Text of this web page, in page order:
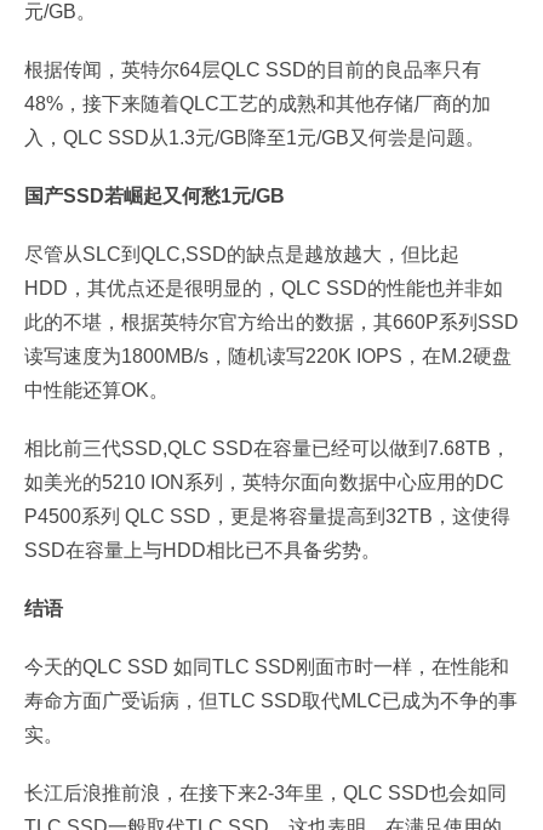
元/GB。
根据传闻，英特尔64层QLC SSD的目前的良品率只有
48%，接下来随着QLC工艺的成熟和其他存储厂商的加
入，QLC SSD从1.3元/GB降至1元/GB又何尝是问题。
国产SSD若崛起又何愁1元/GB
尽管从SLC到QLC,SSD的缺点是越放越大，但比起
HDD，其优点还是很明显的，QLC SSD的性能也并非如
此的不堪，根据英特尔官方给出的数据，其660P系列SSD
读写速度为1800MB/s，随机读写220K IOPS，在M.2硬盘
中性能还算OK。
相比前三代SSD,QLC SSD在容量已经可以做到7.68TB，
如美光的5210 ION系列，英特尔面向数据中心应用的DC
P4500系列 QLC SSD，更是将容量提高到32TB，这使得
SSD在容量上与HDD相比已不具备劣势。
结语
今天的QLC SSD 如同TLC SSD刚面市时一样，在性能和
寿命方面广受诟病，但TLC SSD取代MLC已成为不争的事
实。
长江后浪推前浪，在接下来2-3年里，QLC SSD也会如同